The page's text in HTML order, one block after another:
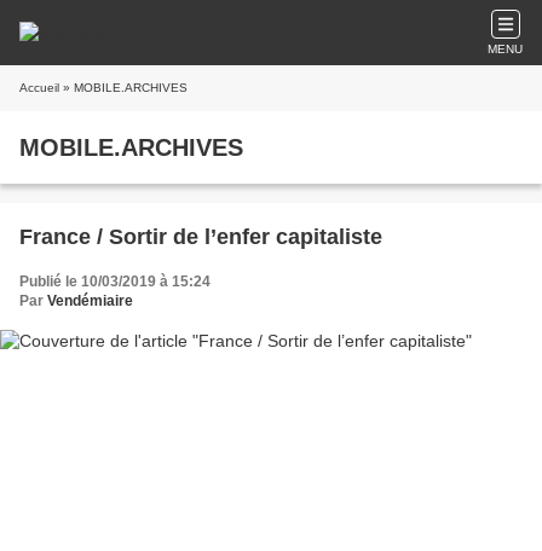
MENU
Accueil » MOBILE.ARCHIVES
MOBILE.ARCHIVES
France / Sortir de l’enfer capitaliste
Publié le 10/03/2019 à 15:24
Par Vendémiaire